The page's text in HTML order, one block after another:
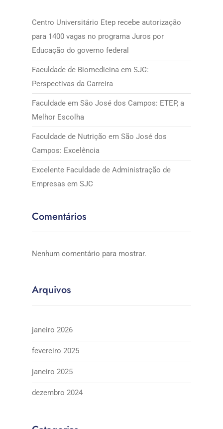
Centro Universitário Etep recebe autorização
para 1400 vagas no programa Juros por
Educação do governo federal
Faculdade de Biomedicina em SJC:
Perspectivas da Carreira
Faculdade em São José dos Campos: ETEP, a
Melhor Escolha
Faculdade de Nutrição em São José dos
Campos: Excelência
Excelente Faculdade de Administração de
Empresas em SJC
Comentários
Nenhum comentário para mostrar.
Arquivos
janeiro 2026
fevereiro 2025
janeiro 2025
dezembro 2024